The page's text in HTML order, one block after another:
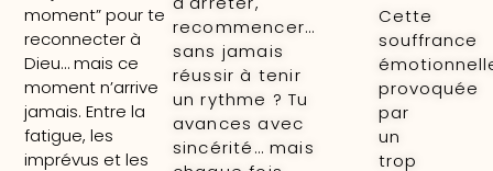
moment” pour te
reconnecter à
Dieu… mais ce
moment n’arrive
jamais. Entre la
fatigue, les
imprévus et les
recommencer…
sans jamais
réussir à tenir
un rythme ? Tu
avances avec
sincérité… mais
Cette
souffrance
provoquée
par
un
trop